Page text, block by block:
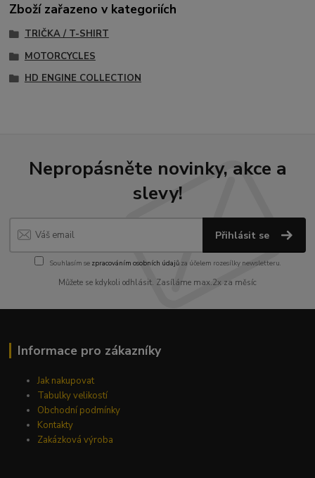
Zboží zařazeno v kategoriích
TRIČKA / T-SHIRT
MOTORCYCLES
HD ENGINE COLLECTION
Nepropásněte novinky, akce a
slevy!
Přihlásit se
Souhlasím se zpracováním osobních údajůza účelem rozesílky newsletteru.
Můžete se kdykoli odhlásit. Zasíláme max.2x za měsíc
Informace pro zákazníky
Jak nakupovat
Tabulky velikostí
Obchodní podmínky
Kontakty
Zakázková výroba